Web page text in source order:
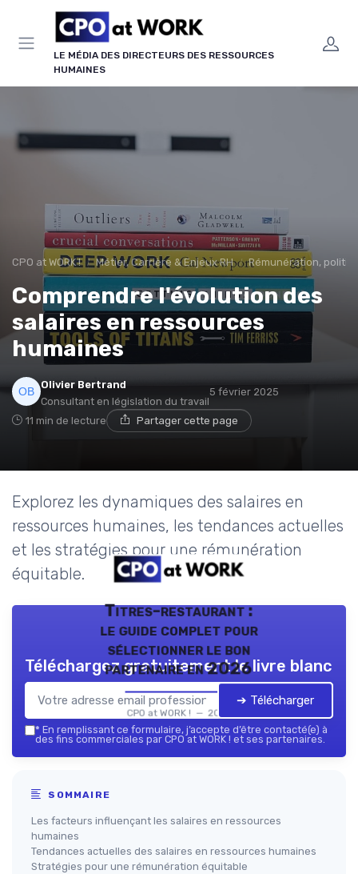
LE MÉDIA DES DIRECTEURS DES RESSOURCES
HUMAINES
CPO at WORK ! Métier, Carrière & Enjeux RH Rémunération,
Comprendre l'évolution des
salaires en ressources
humaines
Olivier Bertrand
Consultant en législation du travail
5 février 2025
11 min de lecture Partager cette page
Explorez les dynamiques des salaires en
ressources humaines, les tendances actuelles
et les stratégies pour une rémunération
équitable.
Titres-restaurant :
le guide complet pour
sélectionner le bon
partenaire en 2026
CPO at WORK ! — 2026
Téléchargez gratuitement le livre blanc
➔ Télécharger
* En remplissant ce formulaire, j’accepte d’être contacté(e) à
des fins commerciales par CPO at WORK ! et ses partenaires.
SOMMAIRE
Les facteurs influençant les salaires en ressources
humaines
Tendances actuelles des salaires en ressources humaines
Stratégies pour une rémunération équitable
Panneau de gestion des cookies